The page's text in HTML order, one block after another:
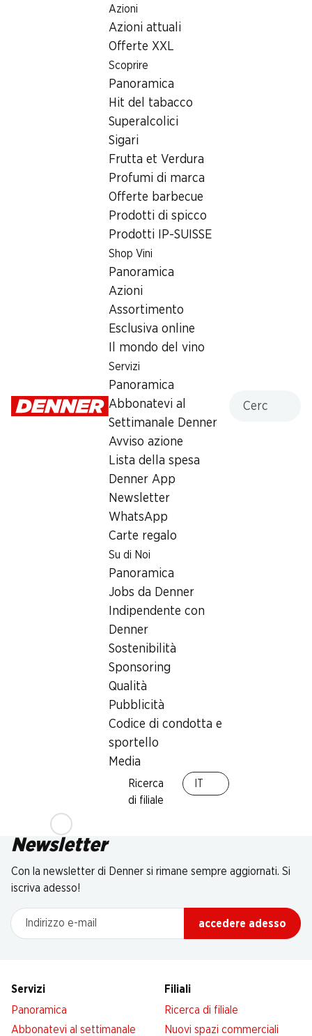
Azioni
Azioni attuali
Offerte XXL
Scoprire
Panoramica
Hit del tabacco
Superalcolici
Sigari
Frutta et Verdura
Profumi di marca
Offerte barbecue
Prodotti di spicco
Prodotti IP-SUISSE
Shop Vini
Panoramica
Azioni
Assortimento
Esclusiva online
Il mondo del vino
Servizi
Panoramica
Abbonatevi al
Settimanale Denner
Avviso azione
Lista della spesa
Denner App
Newsletter
WhatsApp
Carte regalo
Su di Noi
Panoramica
Jobs da Denner
Indipendente con
Denner
Sostenibilità
Sponsoring
Qualità
Pubblicità
Codice di condotta e
sportello
Media
Ricerca
di filiale
Ricerca di filiale
Filiale Denner Poststrasse 18, 8212 Neuhausen
8212 Neuhausen
Poststrasse 18, 8212 Neuhausen
Orari di apertura
07:30 - 20:00
Prelievo di contanti con Post-Card / M-
Newsletter
Con la newsletter di Denner si rimane sempre aggiornati. Si
iscriva adesso!
Indirizzo e-mail
accedere adesso
Servizi
Panoramica
Abbonatevi al settimanale
Filiali
Ricerca di filiale
Nuovi spazi commerciali